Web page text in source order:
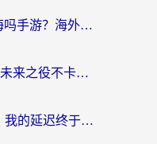
在欧洲能玩天下-异兽山海吗手游？海外玩家的加速器生存指南
在欧洲怎么打绝地求生：未来之役不卡？留学生亲测的加速器避坑指南
人在美国玩BanG加速器，我的延迟终于绿了